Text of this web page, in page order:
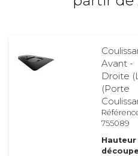
Avant -
Droite
(Porte
755089
Hauteur